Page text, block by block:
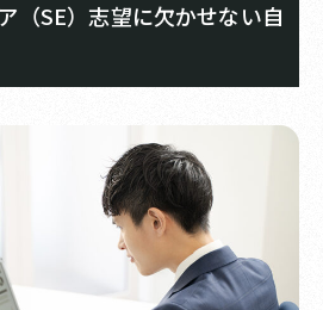
（SE）志望に欠かせない自